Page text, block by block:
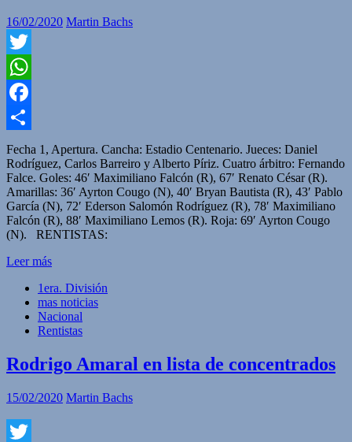
16/02/2020 Martin Bachs
Twitter
WhatsApp
Facebook
Compartir
Fecha 1, Apertura. Cancha: Estadio Centenario. Jueces: Daniel
Rodríguez, Carlos Barreiro y Alberto Píriz. Cuatro árbitro: Fernando
Falce. Goles: 46′ Maximiliano Falcón (R), 67′ Renato César (R).
Amarillas: 36′ Ayrton Cougo (N), 40′ Bryan Bautista (R), 43′ Pablo
García (N), 72′ Ederson Salomón Rodríguez (R), 78′ Maximiliano
Falcón (R), 88′ Maximiliano Lemos (R). Roja: 69′ Ayrton Cougo
(N). RENTISTAS:
Leer más
1era. División
mas noticias
Nacional
Rentistas
Rodrigo Amaral en lista de concentrados
15/02/2020 Martin Bachs